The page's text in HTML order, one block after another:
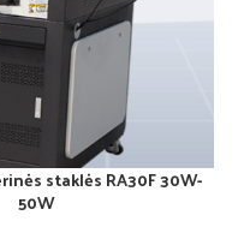
staklės RA30F 30W-
50W